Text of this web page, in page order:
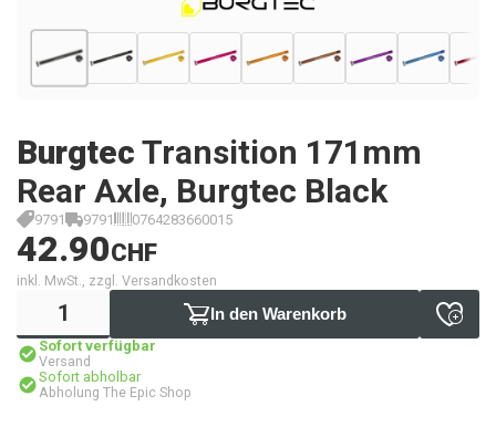
Burgtec Transition 171mm
Rear Axle, Burgtec Black
9791 9791 0764283660015
42.90CHF
inkl. MwSt., zzgl. Versandkosten
In den Warenkorb
Sofort verfügbar
Versand
Sofort abholbar
Abholung The Epic Shop